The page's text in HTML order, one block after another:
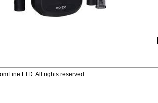
LTD. All rights reserved.